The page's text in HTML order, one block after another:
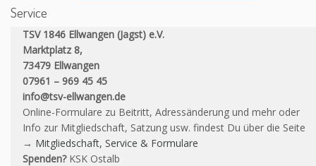
Service
TSV 1846 Ellwangen (Jagst) e.V.
Marktplatz 8,
73479 Ellwangen
07961 – 969 45 45
info@tsv-ellwangen.de
Online-Formulare zu Beitritt, Adressänderung und mehr oder
Info zur Mitgliedschaft, Satzung usw. findest Du über die Seite
→ Mitgliedschaft, Service & Formulare
Spenden? KSK Ostalb